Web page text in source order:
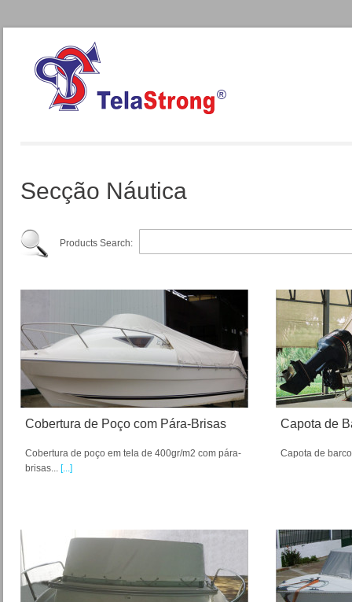
Secção Náutica
Products Search:
Cobertura de Poço com Pára-Brisas
Cobertura de poço em tela de 400gr/m2 com pára-
brisas... [...]
Capota de
Capota de